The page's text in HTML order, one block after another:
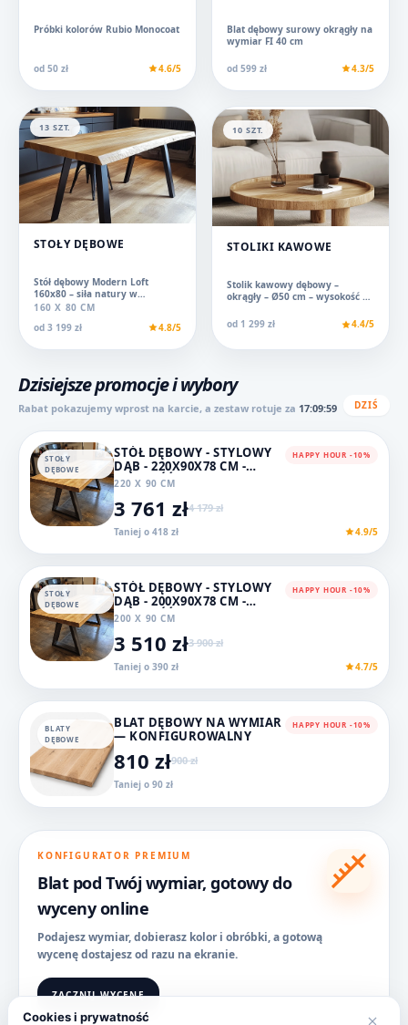
Próbki kolorów Rubio Monocoat
od 50 zł 4.6/5
Blat dębowy surowy okrągły na
wymiar FI 40 cm
od 599 zł 4.3/5
13 SZT.
STOŁY DĘBOWE
Stół dębowy Modern Loft
160x80 – siła natury w
industrialnej formie
160 X 80 CM
od 3 199 zł
4.8/5
10 SZT.
STOLIKI KAWOWE
Stolik kawowy dębowy –
okrągły – Ø50 cm – wysokość 40
od 1 299 zł
4.4/5
Dzisiejsze promocje i wybory
Rabat pokazujemy wprost na karcie, a zestaw rotuje za 17:09:59 DZIŚ
STOŁY
DĘBOWE
STÓŁ DĘBOWY - STYLOWY
DĄB - 220X90X78 CM -
GRUBOŚĆ BLATU 4 CM
HAPPY HOUR -10%
220 X 90 CM
3 761 zł4 179 zł
Taniej o 418 zł 4.9/5
STOŁY
DĘBOWE
STÓŁ DĘBOWY - STYLOWY
DĄB - 200X90X78 CM -
GRUBOŚĆ BLATU 4 CM
HAPPY HOUR -10%
200 X 90 CM
3 510 zł3 900 zł
Taniej o 390 zł 4.7/5
BLATY
DĘBOWE
BLAT DĘBOWY NA WYMIAR
— KONFIGUROWALNY
HAPPY HOUR -10%
810 zł900 zł
Taniej o 90 zł
KONFIGURATOR PREMIUM
Blat pod Twój wymiar, gotowy do
wyceny online
Podajesz wymiar, dobierasz kolor i obróbki, a gotową
wycenę dostajesz od razu na ekranie.
ZACZNIJ WYCENĘ
Cookies i prywatność